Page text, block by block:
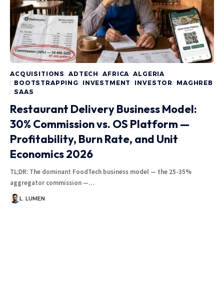
ACQUISITIONS ADTECH AFRICA ALGERIA
BOOTSTRAPPING
INVESTMENT INVESTOR MAGHREB
SAAS
Restaurant Delivery Business Model:
30% Commission vs. OS Platform —
Profitability, Burn Rate, and Unit
Economics 2026
TL;DR: The dominant FoodTech business model — the 25-35%
aggregator commission —…
L. LUMEN